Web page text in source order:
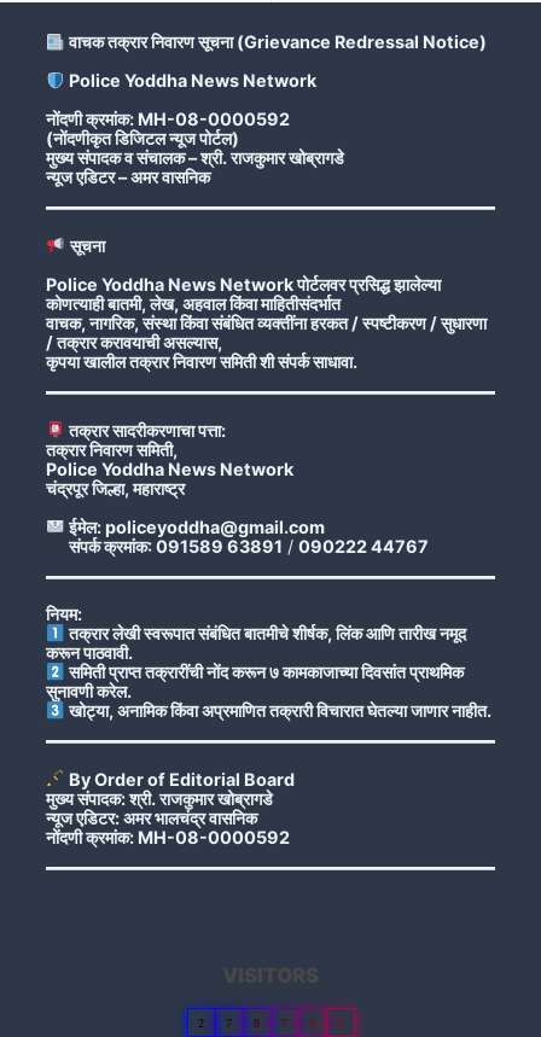
वाचक तक्रार निवारण सूचना (Grievance Redressal Notice)
Police Yoddha News Network
नोंदणी क्रमांक: MH-08-0000592
(नोंदणीकृत डिजिटल न्यूज पोर्टल)
मुख्य संपादक व संचालक – श्री. राजकुमार खोब्रागडे
न्यूज एडिटर – अमर वासनिक
सूचना
Police Yoddha News Network पोर्टलवर प्रसिद्ध झालेल्या
कोणत्याही बातमी, लेख, अहवाल किंवा माहितीसंदर्भात
वाचक, नागरिक, संस्था किंवा संबंधित व्यक्तींना हरकत / स्पष्टीकरण / सुधारणा
/ तक्रार करावयाची असल्यास,
कृपया खालील तक्रार निवारण समिती शी संपर्क साधावा.
तक्रार सादरीकरणाचा पत्ता:
तक्रार निवारण समिती,
Police Yoddha News Network
चंद्रपूर जिल्हा, महाराष्ट्र
ईमेल: policeyoddha@gmail.com
संपर्क क्रमांक: 091589 63891 / 090222 44767
नियम:
तक्रार लेखी स्वरूपात संबंधित बातमीचे शीर्षक, लिंक आणि तारीख नमूद
करून पाठवावी.
समिती प्राप्त तक्रारींची नोंद करून ७ कामकाजाच्या दिवसांत प्राथमिक
सुनावणी करेल.
खोट्या, अनामिक किंवा अप्रमाणित तक्रारी विचारात घेतल्या जाणार नाहीत.
By Order of Editorial Board
मुख्य संपादक: श्री. राजकुमार खोब्रागडे
न्यूज एडिटर: अमर भालचंद्र वासनिक
नोंदणी क्रमांक: MH-08-0000592
VISITORS
2 7 8 7 9 2